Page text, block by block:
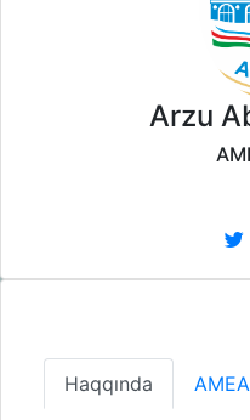
Arzu
Haqqında